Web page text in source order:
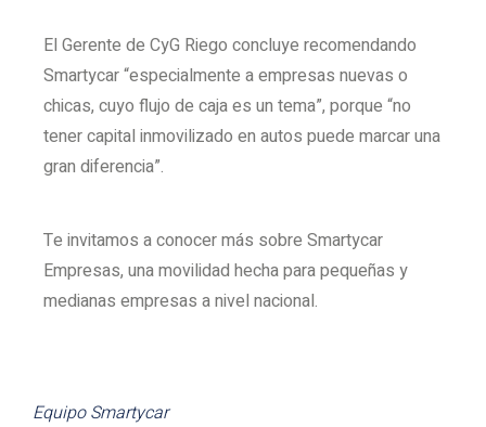
El Gerente de CyG Riego concluye recomendando
Smartycar “especialmente a empresas nuevas o
chicas, cuyo flujo de caja es un tema”, porque “no
tener capital inmovilizado en autos puede marcar una
gran diferencia”.
Te invitamos a conocer más sobre Smartycar
Empresas, una movilidad hecha para pequeñas y
medianas empresas a nivel nacional.
Equipo Smartycar